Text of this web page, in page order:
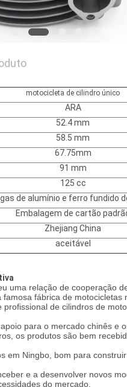
motocicleta de cilindro único
ARA
52.4 mm
58.5 mm
67.75mm
91 mm
125 cc
de alumínio e ferro fundido
Embalagem de cartão
Zhejiang China
aceitável
uma relação de cooperação
famosa fábrica de motocicletas
profissional de cilindros de
para o mercado chinês e
os produtos são bem
em Ningbo, bom para
e a desenvolver novos
do mercado.